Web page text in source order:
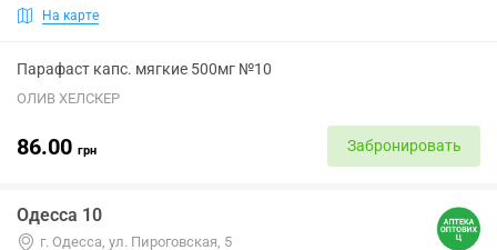
На карте
Парафаст капс. мягкие 500мг №10
ОЛИВ ХЕЛСКЕР
86.00 грн Забронировать
Одесса 10
г. Одесса, ул. Пироговская, 5